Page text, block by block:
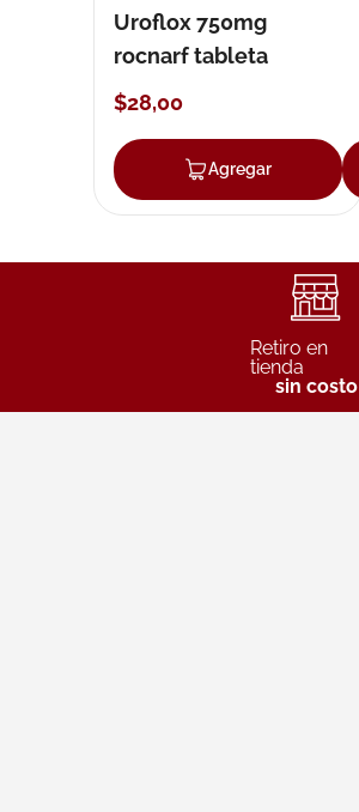
Uroflox 750mg
rocnarf tableta
$28,00
Agregar
Retiro en
tienda
sin costo